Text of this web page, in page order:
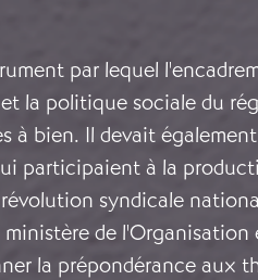
par lequel
la politique sociale du
à bien. Il devait
participaient à la
syndicale
de l'Organisation
la prépondérance aux